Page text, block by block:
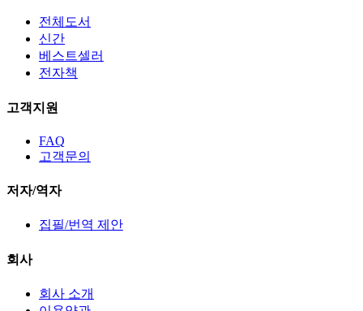
전체도서
신간
베스트셀러
전자책
고객지원
FAQ
고객문의
저자/역자
집필/번역 제안
회사
회사 소개